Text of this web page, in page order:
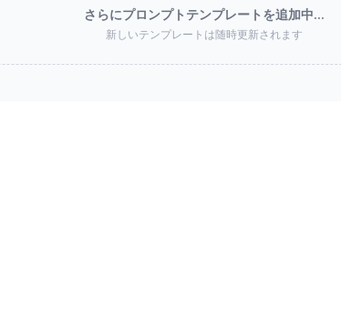
さらにプロンプトテンプレートを追加中...
新しいテンプレートは随時更新されます